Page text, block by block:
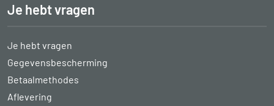
Je hebt vragen
Je hebt vragen
Gegevensbescherming
Betaalmethodes
Aflevering